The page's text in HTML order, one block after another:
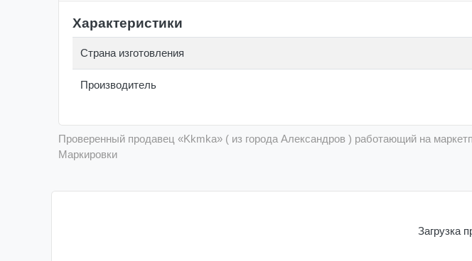
Характеристики
Страна изготовления
Производитель
Проверенный продавец «Kkmka» ( из города Александров ) работающий на
Маркировки
Загрузка